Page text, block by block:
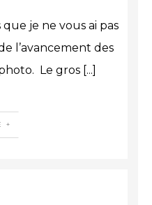
je ne vous ai pas
l’avancement des
Le gros [...]
+